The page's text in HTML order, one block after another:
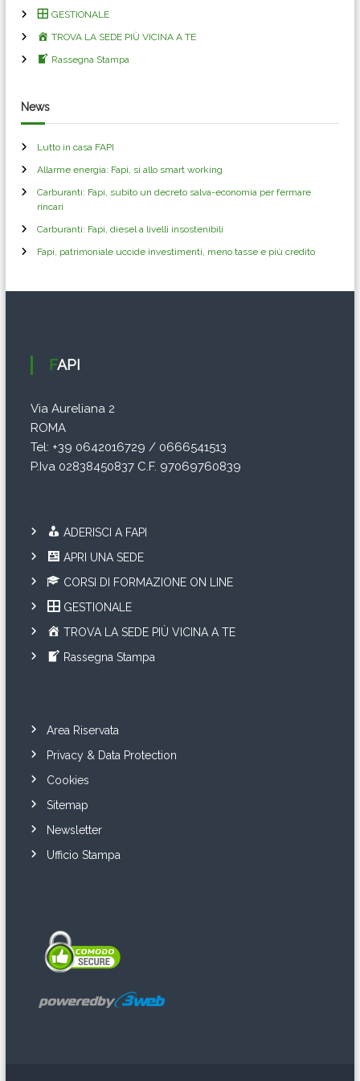
z
i
n
e
a
r
o
GESTIONALE
TROVA LA SEDE PIÙ VICINA A TE
Rassegna Stampa
News
Lutto in casa FAPI
Allarme energia: Fapi, si allo smart working
Carburanti: Fapi, subito un decreto salva-economia per fermare
rincari
Carburanti: Fapi, diesel a livelli insostenibili
Fapi, patrimoniale uccide investimenti, meno tasse e più credito
FAPI
Via Aureliana 2
ROMA
Tel: +39 0642016729 / 0666541513
P.Iva 02838450837 C.F. 97069760839
ADERISCI A FAPI
APRI UNA SEDE
CORSI DI FORMAZIONE ON LINE
GESTIONALE
TROVA LA SEDE PIÙ VICINA A TE
Rassegna Stampa
Area Riservata
Privacy & Data Protection
Cookies
Sitemap
Newsletter
Ufficio Stampa